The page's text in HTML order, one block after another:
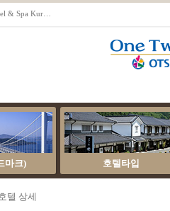
마크) 호텔타입
텔 상세